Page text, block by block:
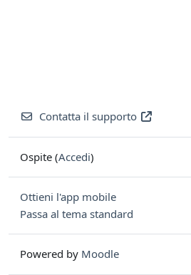
Contatta il supporto
Ospite (Accedi)
Ottieni l'app mobile
Passa al tema standard
Powered by Moodle